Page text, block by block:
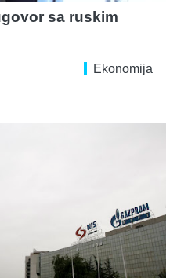
sa ruskim
Ekonomija